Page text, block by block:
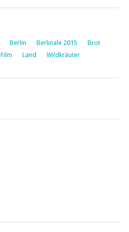
Berlin Berlinale 2015
Brot
Film Land Wildkräuter